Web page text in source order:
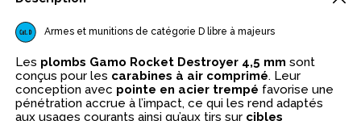
Armes et munitions de catégorie D libre à majeurs
Les plombs Gamo Rocket Destroyer 4,5 mm sont
conçus pour les carabines à air comprimé. Leur
conception avec pointe en acier trempé favorise une
pénétration accrue à l’impact, ce qui les rend adaptés
aux usages courants ainsi qu’aux tirs sur cibles